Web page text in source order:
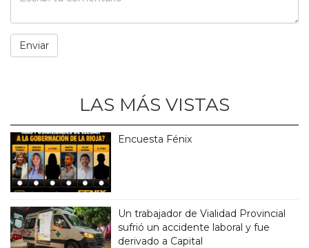
LAS MÁS VISTAS
Encuesta Fénix
Un trabajador de Vialidad Provincial
sufrió un accidente laboral y fue
derivado a Capital